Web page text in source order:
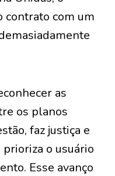
com um
as
os planos
faz justiça e
o usuário
Esse avanço